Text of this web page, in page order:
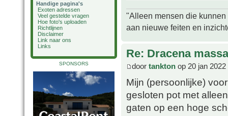
Handige pagina's
Exoten adressen
Veel gestelde vragen
Hoe foto's uploaden
Richtlijnen
Disclaimer
Link naar ons
Links
SPONSORS
"Alleen mensen die
aan nieuwe feiten en
Re: Dracena
door tankton op 20 jan 2022
Mijn (persoonlijke)
gesloten pot met
gaten op een hoge